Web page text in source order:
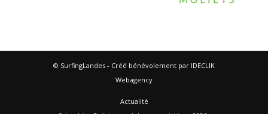
© SurfingLandes - Créé bénévolement par IDECLIK
Webagency
Actualité